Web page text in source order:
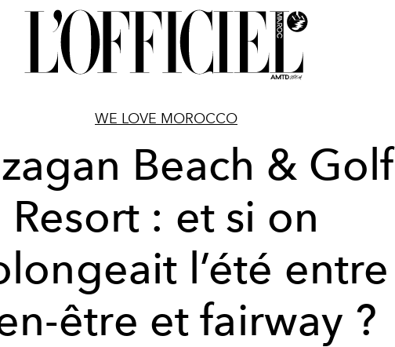
WE LOVE MOROCCO
Beach & Golf
Resort : et si on
l’été entre
être et fairway ?